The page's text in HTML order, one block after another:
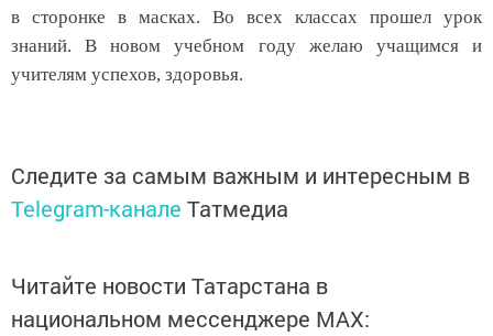
в сторонке в масках. Во всех классах прошел урок
знаний. В новом учебном году желаю учащимся и
учителям успехов, здоровья.
Следите за самым важным и интересным в
Telegram-канале Татмедиа
Читайте новости Татарстана в
национальном мессенджере MАХ: